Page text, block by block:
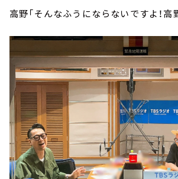
高野「そんなふうにならないですよ！高野